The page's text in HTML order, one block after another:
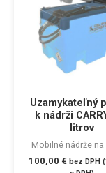
Uzamykateľný
k nádrži
litrov
Mobilné nádrže na
100,00 € bez DPH (